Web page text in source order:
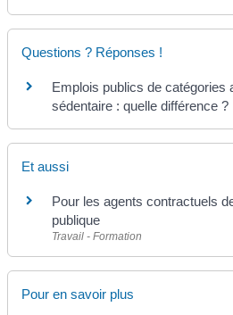
Questions ? Réponses !
Emplois publics de catégories
sédentaire : quelle différence ?
Et aussi
Pour les agents contractuels
publique
Travail - Formation
Pour en savoir plus